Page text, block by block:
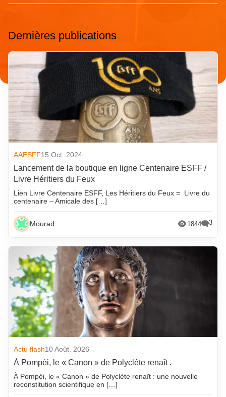
Dernières publications
AAESFF15 Oct. 2024
Lancement de la boutique en ligne Centenaire ESFF /
Livre Héritiers du Feux
Lien Livre Centenaire ESFF, Les Héritiers du Feux = Livre du
centenaire – Amicale des […]
Mourad 1844 3
Actu flash10 Août. 2026
À Pompéi, le « Canon » de Polyclète renaît .
À Pompéi, le « Canon » de Polyclète renaît : une nouvelle
reconstitution scientifique en […]